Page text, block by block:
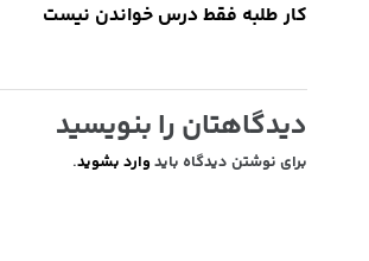
کار طلبه فقط درس خواندن نیست
دیدگاهتان را بنویسید
برای نوشتن دیدگاه باید وارد بشوید.